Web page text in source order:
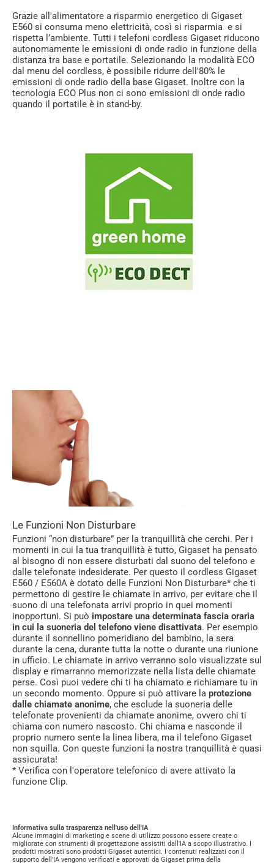
Grazie all'alimentatore a risparmio energetico di Gigaset
E560 si consuma meno elettricità, così si risparmia e si
rispetta l’ambiente. Tutti i telefoni cordless Gigaset riducono
autonomamente le emissioni di onde radio in funzione della
distanza tra base e portatile. Selezionando la modalità ECO
dal menu del cordless, è possibile ridurre dell'80% le
emissioni di onde radio della base Gigaset. Inoltre con la
tecnologia ECO Plus non ci sono emissioni di onde radio
quando il portatile è in stand-by.
Le Funzioni Non Disturbare
Funzioni “non disturbare” per la tranquillità che cerchi. Per i
momenti in cui la tua tranquillità è tutto, Gigaset ha pensato
al bisogno di non essere disturbati dal suono del telefono e
dalle telefonate indesiderate. Per questo il cordless Gigaset
E560 / E560A è dotato delle Funzioni Non Disturbare* che ti
permettono di gestire le chiamate in arrivo, per evitare che il
suono di una telefonata arrivi proprio in quei momenti
inopportuni. Si può impostare una determinata fascia oraria
in cui la suoneria del telefono viene disattivata. Per esempio
durante il sonnellino pomeridiano del bambino, la sera
durante la cena, durante tutta la notte o durante una riunione
in ufficio. Le chiamate in arrivo verranno solo visualizzate sul
display e rimarranno memorizzate nella lista delle chiamate
perse. Così puoi vedere chi ti ha chiamato e richiamare tu in
un secondo momento. Oppure si può attivare la protezione
dalle chiamate anonime, che esclude la suoneria delle
telefonate provenienti da chiamate anonime, ovvero chi ti
chiama con numero nascosto. Chi chiama e nasconde il
proprio numero sente la linea libera, ma il telefono Gigaset
non squilla. Con queste funzioni la nostra tranquillità è quasi
assicurata!
* Verifica con l'operatore telefonico di avere attivato la
funzione Clip.
Informativa sulla trasparenza nell'uso dell'IA
Alcune immagini di marketing e scene di utilizzo possono essere create o
migliorate con strumenti di progettazione assistiti dall'IA a scopo illustrativo. I
prodotti mostrati sono prodotti Gigaset autentici. I contenuti realizzati con il
supporto dell'IA vengono verificati e approvati da Gigaset prima della